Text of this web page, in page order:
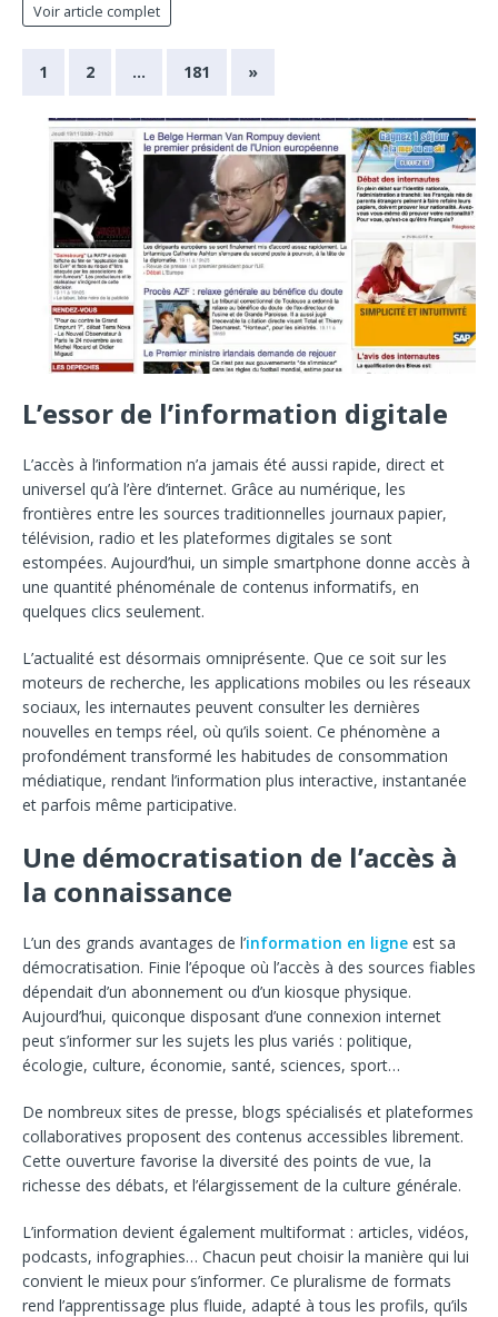
Voir article complet
1 2 … 181 »
L’essor de l’information digitale
L’accès à l’information n’a jamais été aussi rapide, direct et
universel qu’à l’ère d’internet. Grâce au numérique, les
frontières entre les sources traditionnelles journaux papier,
télévision, radio et les plateformes digitales se sont
estompées. Aujourd’hui, un simple smartphone donne accès à
une quantité phénoménale de contenus informatifs, en
quelques clics seulement.
L’actualité est désormais omniprésente. Que ce soit sur les
moteurs de recherche, les applications mobiles ou les réseaux
sociaux, les internautes peuvent consulter les dernières
nouvelles en temps réel, où qu’ils soient. Ce phénomène a
profondément transformé les habitudes de consommation
médiatique, rendant l’information plus interactive, instantanée
et parfois même participative.
Une démocratisation de l’accès à
la connaissance
L’un des grands avantages de l’information en ligne est sa
démocratisation. Finie l’époque où l’accès à des sources fiables
dépendait d’un abonnement ou d’un kiosque physique.
Aujourd’hui, quiconque disposant d’une connexion internet
peut s’informer sur les sujets les plus variés : politique,
écologie, culture, économie, santé, sciences, sport…
De nombreux sites de presse, blogs spécialisés et plateformes
collaboratives proposent des contenus accessibles librement.
Cette ouverture favorise la diversité des points de vue, la
richesse des débats, et l’élargissement de la culture générale.
L’information devient également multiformat : articles, vidéos,
podcasts, infographies… Chacun peut choisir la manière qui lui
convient le mieux pour s’informer. Ce pluralisme de formats
rend l’apprentissage plus fluide, adapté à tous les profils, qu’ils